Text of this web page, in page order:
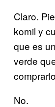
Claro.
komil y
que es
verde
No.